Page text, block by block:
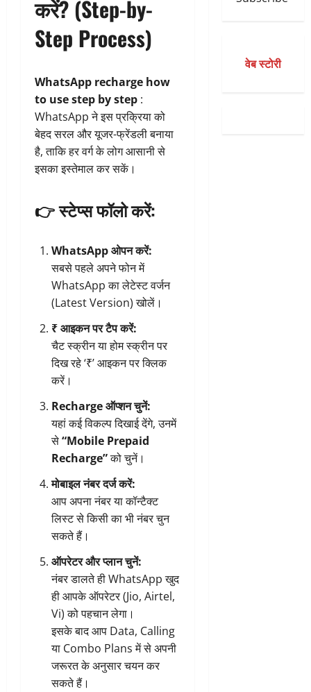
करें? (Step-by-
Step Process)
WhatsApp recharge how
to use step by step :
WhatsApp ने इस प्रक्रिया को
बेहद सरल और यूजर-फ्रेंडली बनाया
है, ताकि हर वर्ग के लोग आसानी से
इसका इस्तेमाल कर सकें।
👉 स्टेप्स फॉलो करें:
WhatsApp ओपन करें:
सबसे पहले अपने फोन में
WhatsApp का लेटेस्ट वर्जन
(Latest Version) खोलें।
₹ आइकन पर टैप करें:
चैट स्क्रीन या होम स्क्रीन पर
दिख रहे ‘₹’ आइकन पर क्लिक
करें।
Recharge ऑप्शन चुनें:
यहां कई विकल्प दिखाई देंगे, उनमें
से“Mobile Prepaid
Recharge”को चुनें।
मोबाइल नंबर दर्ज करें:
आप अपना नंबर या कॉन्टैक्ट
लिस्ट से किसी का भी नंबर चुन
सकते हैं।
ऑपरेटर और प्लान चुनें:
नंबर डालते ही WhatsApp खुद
ही आपके ऑपरेटर (Jio, Airtel,
Vi) को पहचान लेगा।
इसके बाद आप Data, Calling
या Combo Plans में से अपनी
जरूरत के अनुसार चयन कर
सकते हैं।
वेब स्टोरी